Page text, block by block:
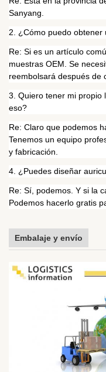
Sanyang.
2. ¿Cómo puedo obtener
Re: Si es un artículo
muestras OEM. Se
reembolsará después de
3. Quiero tener mi propio
eso?
Re: Claro que podemos
Tenemos un equipo
y fabricación.
4. ¿Puedes diseñar
Re: Sí, podemos. Y si la
Podemos hacerlo gratis
Embalaje y envío